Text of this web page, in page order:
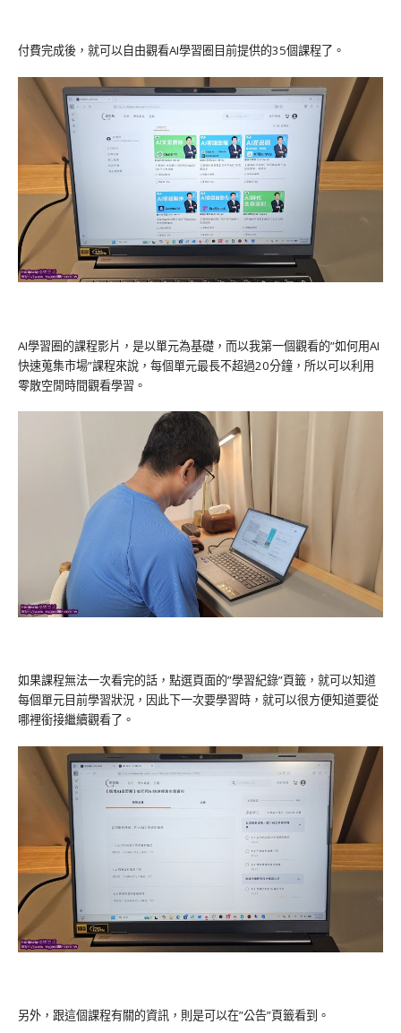
付費完成後，就可以自由觀看AI學習圈目前提供的35個課程了。
AI學習圈的課程影片，是以單元為基礎，而以我第一個觀看的”如何用AI
快速蒐集市場”課程來說，每個單元最長不超過20分鐘，所以可以利用
零散空閒時間觀看學習。
如果課程無法一次看完的話，點選頁面的”學習紀錄”頁籤，就可以知道
每個單元目前學習狀況，因此下一次要學習時，就可以很方便知道要從
哪裡銜接繼續觀看了。
另外，跟這個課程有關的資訊，則是可以在”公告”頁籤看到。